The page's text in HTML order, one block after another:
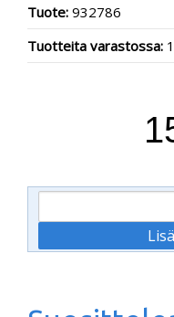
Tuote: 932786
Tuotteita varastossa: